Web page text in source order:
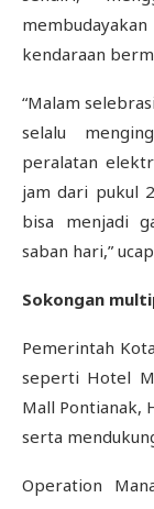
kendaraan
“Malam
selalu
peralatan
jam dari pukul
bisa menjadi
saban hari,”
Sokongan
Pemerintah
seperti Hotel
Mall Pontianak,
serta
Operation